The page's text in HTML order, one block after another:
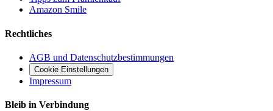
Amazon Smile
Rechtliches
AGB und Datenschutzbestimmungen
Cookie Einstellungen
Impressum
Bleib in Verbindung